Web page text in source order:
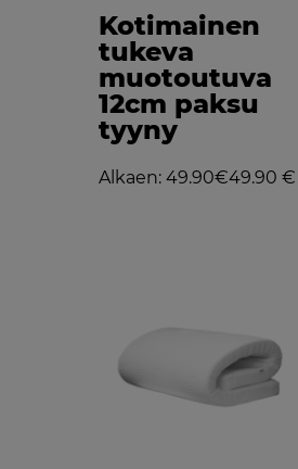
Kotimainen
tukeva
muotoutuva
12cm paksu
tyyny
Alkaen: 49.90€49.90 €